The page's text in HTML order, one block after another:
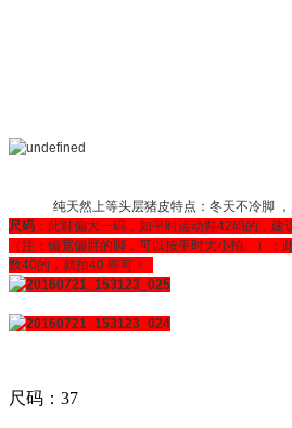
纯天然上等头层猪皮特点：冬天不冷脚
尺码 ：此鞋偏大一码，如平时运动鞋42码的，建
（注：偏宽偏胖的脚，可以按平时大小拍。）
数40的，就拍40 即可！
尺码：37